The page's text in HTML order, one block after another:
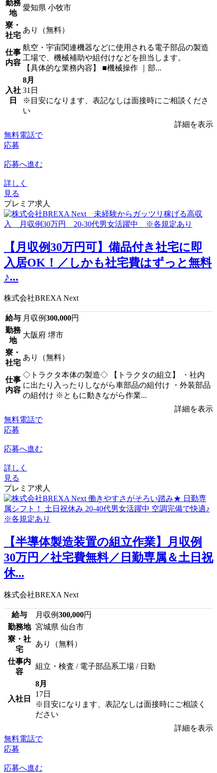
勤務
地
愛知県 小牧市
寮・
社宅
あり（無料）
仕事
内容
航空・宇宙関連機器などに使用される電子部品の製造
工場で、機械補助や組付けなどを担当します。
【具体的な業務内容】 ■機械操作 ｜部...
入社
日
8月
31日
※目安になります、表記なしは面接時にご相談くださ
い
詳細を表示
無料電話で
応募
応募へ進む
詳しく
見る
プレミア求人
【月収例30万円可】備品付き社宅に即
入居OK！／しかも社宅費はずっと無料
♪...
株式会社BREXA Next
給与 月収例300,000円
勤務
地
大阪府 堺市
寮・
社宅
あり（無料）
仕事
内容
◇トラクタ本体の製造◇ 【トラクタの組立】 ・社内
に出たり入ったりしながら車部品の組付け ・外装部品
の組付け ※ともに動きながら作業...
詳細を表示
無料電話で
応募
応募へ進む
詳しく
見る
プレミア求人
【半導体製造装置の組立作業】月収例
30万円／社宅費無料／日勤専属＆土日祝
休...
株式会社BREXA Next
給与 月収例300,000円
勤務地 宮城県 仙台市
寮・社
宅
あり（無料）
仕事内
容
組立・検査 / 電子部品系工場 / 日勤
入社日
8月
17日
※目安になります、表記なしは面接時にご相談く
ださい
詳細を表示
無料電話で
応募
応募へ進む